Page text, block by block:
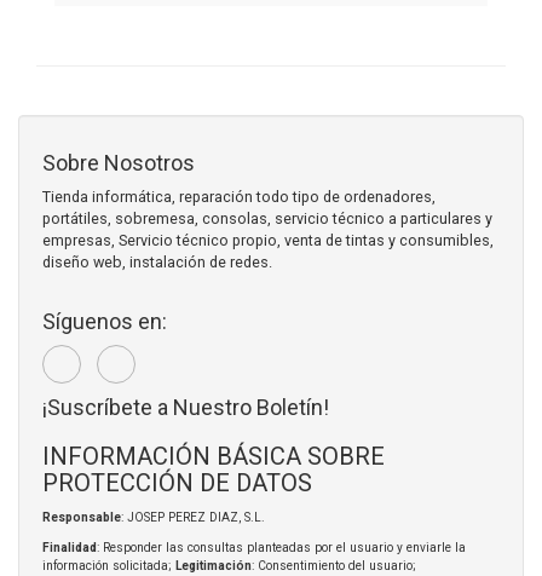
Sobre Nosotros
Tienda informática, reparación todo tipo de ordenadores,
portátiles, sobremesa, consolas, servicio técnico a particulares y
empresas, Servicio técnico propio, venta de tintas y consumibles,
diseño web, instalación de redes.
Síguenos en:
¡Suscríbete a Nuestro Boletín!
INFORMACIÓN BÁSICA SOBRE
PROTECCIÓN DE DATOS
Responsable: JOSEP PEREZ DIAZ, S.L.
Finalidad: Responder las consultas planteadas por el usuario y enviarle la
información solicitada; Legitimación: Consentimiento del usuario;